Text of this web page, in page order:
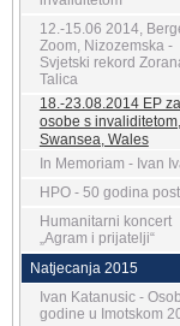
12.-15.06 2014,
Zoom, Nizozemska -
Svjetski rekord
Talica
18.-23.08.2014 EP za
osobe s invaliditetom,
Swansea, Wales
In Memoriam - Ivan
HPO - 50 godina
Humanitarni koncert
„Agram i prijatelji“
Natjecanja 2015
Ivan Katanusic -
godine u Imotskom